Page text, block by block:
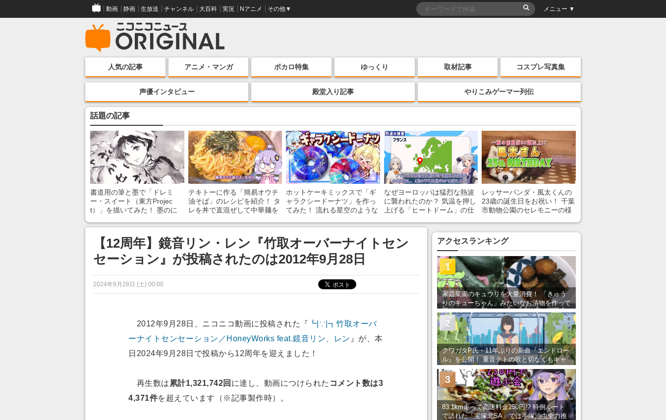
動画 静画 生放送 チャンネル 大百科 実況 Nアニメ その他▼ メニュー ▼
人気の記事 アニメ・マンガ ボカロ特集 ゆっくり 取材記事 コスプレ写真集
声優インタビュー 殿堂入り記事 やりこみゲーマー列伝
話題の記事
書道用の筆と墨で「ドレミ
ー・スイート（東方Projec
t）」を描いてみた！ 墨のに
目が釘づけ
テキトーに作る「簡易オウチ
油そば」のレシピを紹介！ タ
レを丼で直混ぜして中華麺を
のに超うまそう
ホットケーキミックスで「ギ
ャラクシードーナツ」を作っ
てみた！ 流れる星空のような
なぜヨーロッパは猛烈な熱波
に襲われたのか？ 気温を押し
上げる「ヒートドーム」の仕
レッサーパンダ・風太くんの
23歳の誕生日をお祝い！ 千葉
市動物公園のセレモニーの様
【12周年】鏡音リン・レン『竹取オーバーナイトセン
セーション』が投稿されたのは2012年9月28日
2024年9月28日 (土) 00:00
2012年9月28日、ニコニコ動画に投稿された『 ┗|∵|┓竹取オーバ
ーナイトセンセーション／HoneyWorks feat.鏡音リン、レン 』が、本
日2024年9月28日で投稿から12周年を迎えました！
再生数は 累計1,321,742回 に達し、動画につけられた コメント数は3
4,371件を超えています（※記事製作時）。
アクセスランキング
家庭菜園のキュウリを大量消費！ 「きゅう
りのキューちゃん」みたいなお漬物を作って
みた
1
クワガタP氏・11年ぶりの新曲『エンドロー
ル』を公開！ 重音テトの歌と切なくもキャ
ッチーなメロディーが胸にしみる
2
83.1km走って高速料金250円!? 特例ルート
で訪れた「宝塚北SA」では手塚治虫全力推
3